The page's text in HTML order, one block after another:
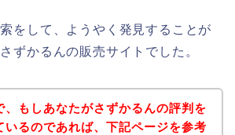
をして、ようやく発見することが
ずかるんの販売サイトでした。
、もしあなたがさずかるんの評判を
いるのであれば、下記ページを参考